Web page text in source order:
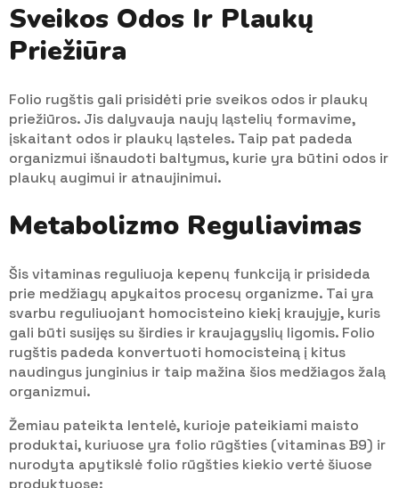
Sveikos Odos Ir Plaukų
Priežiūra
Folio rugštis gali prisidėti prie sveikos odos ir plaukų
priežiūros. Jis dalyvauja naujų ląstelių formavime,
įskaitant odos ir plaukų ląsteles. Taip pat padeda
organizmui išnaudoti baltymus, kurie yra būtini odos ir
plaukų augimui ir atnaujinimui.
Metabolizmo Reguliavimas
Šis vitaminas reguliuoja kepenų funkciją ir prisideda
prie medžiagų apykaitos procesų organizme. Tai yra
svarbu reguliuojant homocisteino kiekį kraujyje, kuris
gali būti susijęs su širdies ir kraujagyslių ligomis. Folio
rugštis padeda konvertuoti homocisteiną į kitus
naudingus junginius ir taip mažina šios medžiagos žalą
organizmui.
Žemiau pateikta lentelė, kurioje pateikiami maisto
produktai, kuriuose yra folio rūgšties (vitaminas B9) ir
nurodyta apytikslė folio rūgšties kiekio vertė šiuose
produktuose: